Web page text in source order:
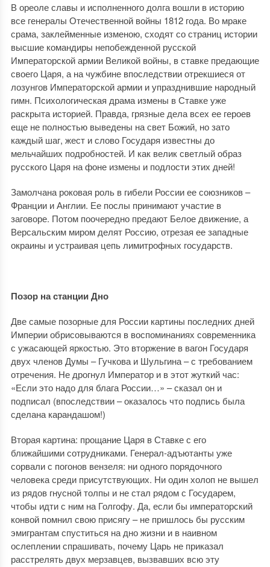
В ореоле славы и исполненного долга вошли в историю
все генералы Отечественной войны 1812 года. Во мраке
срама, заклейменные изменою, сходят со страниц истории
высшие командиры непобежденной русской
Императорской армии Великой войны, в ставке предающие
своего Царя, а на чужбине впоследствии отрекшиеся от
лозунгов Императорской армии и упразднившие народный
гимн. Психологическая драма измены в Ставке уже
раскрыта историей. Правда, грязные дела всех ее героев
еще не полностью выведены на свет Божий, но зато
каждый шаг, жест и слово Государя известны до
мельчайших подробностей. И как велик светлый образ
русского Царя на фоне измены и подлости этих дней!
Замолчана роковая роль в гибели России ее союзников –
Франции и Англии. Ее послы принимают участие в
заговоре. Потом поочередно предают Белое движение, а
Версальским миром делят Россию, отрезая ее западные
окраины и устраивая цепь лимитрофных государств.
Позор на станции Дно
Две самые позорные для России картины последних дней
Империи обрисовываются в воспоминаниях современника
с ужасающей яркостью. Это вторжение в вагон Государя
двух членов Думы – Гучкова и Шульгина – с требованием
отречения. Не дрогнул Император и в этот жуткий час:
«Если это надо для блага России…» – сказал он и
подписал (впоследствии – оказалось что подпись была
сделана карандашом!)
Вторая картина: прощание Царя в Ставке с его
ближайшими сотрудниками. Генерал-адъютанты уже
сорвали с погонов вензеля: ни одного порядочного
человека среди присутствующих. Ни один холоп не вышел
из рядов гнусной толпы и не стал рядом с Государем,
чтобы идти с ним на Голгофу. Да, если бы императорский
конвой помнил свою присягу – не пришлось бы русским
эмигрантам спуститься на дно жизни и в наивном
ослеплении спрашивать, почему Царь не приказал
расстрелять двух мерзавцев, вызвавших всю эту